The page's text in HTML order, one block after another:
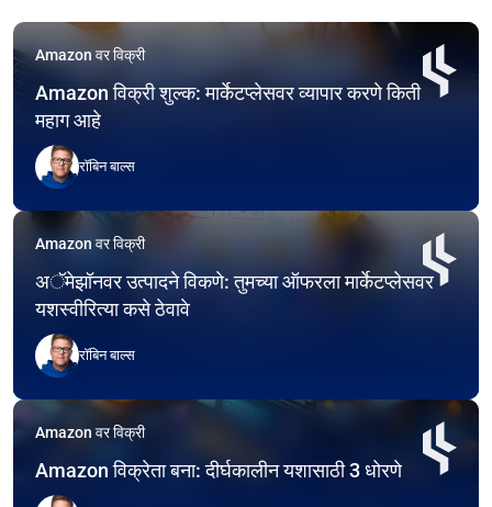
Amazon वर विक्री
Amazon विक्री शुल्क: मार्केटप्लेसवर व्यापार करणे किती
महाग आहे
रॉबिन बाल्स
Amazon वर विक्री
अॅमेझॉनवर उत्पादने विकणे: तुमच्या ऑफरला मार्केटप्लेसवर
यशस्वीरित्या कसे ठेवावे
रॉबिन बाल्स
Amazon वर विक्री
Amazon विक्रेता बना: दीर्घकालीन यशासाठी 3 धोरणे